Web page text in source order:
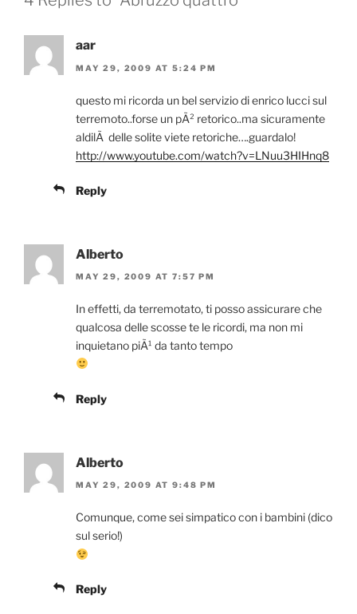
aar
MAY 29, 2009 AT 5:24 PM
questo mi ricorda un bel servizio di enrico lucci sul
terremoto..forse un pÃ² retorico..ma sicuramente
aldilÃ delle solite viete retoriche….guardalo!
http://www.youtube.com/watch?v=LNuu3HIHnq8
Reply
Alberto
MAY 29, 2009 AT 7:57 PM
In effetti, da terremotato, ti posso assicurare che
qualcosa delle scosse te le ricordi, ma non mi
inquietano piÃ¹ da tanto tempo
Reply
Alberto
MAY 29, 2009 AT 9:48 PM
Comunque, come sei simpatico con i bambini (dico
sul serio!)
Reply